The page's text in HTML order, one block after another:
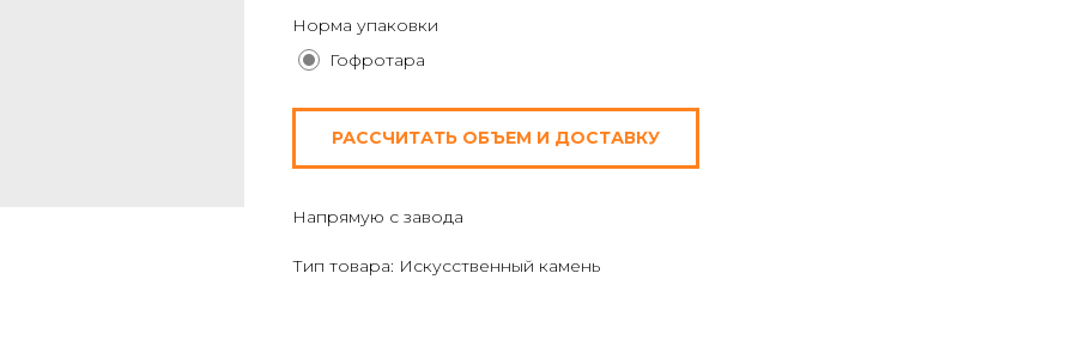
Норма упаковки
Гофротара
РАССЧИТАТЬ ОБЪЕМ И ДОСТАВКУ
Напрямую с завода
Тип товара: Искусственный камень